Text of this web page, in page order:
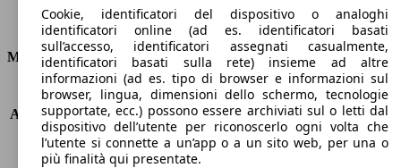
Consumi
Motore e Prestazioni
KW (PS)
100 kW (136 PS)
Accelerazione (0-100 km/h) 9.5s
Velocità massima (km/h)
210 km/h
Numero di marce
8
Cookie, identificatori del dispositivo o analoghi
identificatori online (ad es. identificatori basati
sull’accesso, identificatori assegnati casualmente,
identificatori basati sulla rete) insieme ad altre
informazioni (ad es. tipo di browser e informazioni sul
browser, lingua, dimensioni dello schermo, tecnologie
supportate, ecc.) possono essere archiviati sul o letti dal
dispositivo dell’utente per riconoscerlo ogni volta che
l’utente si connette a un’app o a un sito web, per una o
più finalità qui presentate.